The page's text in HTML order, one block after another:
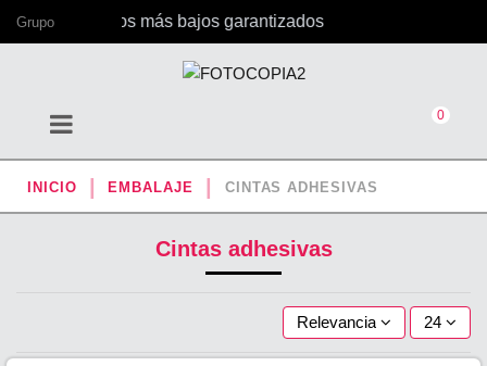
Grupo
con los precios más bajos garantizados
0
INICIO EMBALAJE CINTAS ADHESIVAS
Cintas adhesivas
Relevancia 24